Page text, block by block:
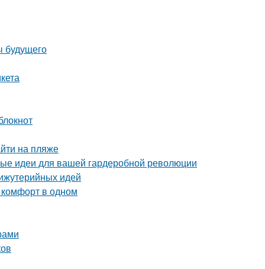
будущего
на пляже
идеи для вашей гардеробной революции
идей
комфорт в одном